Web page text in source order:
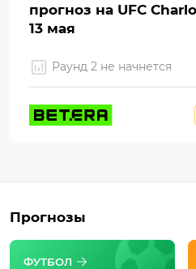
прогноз на UFC
13 мая
Раунд 2 не начнется
Прогнозы
ФУТБОЛ